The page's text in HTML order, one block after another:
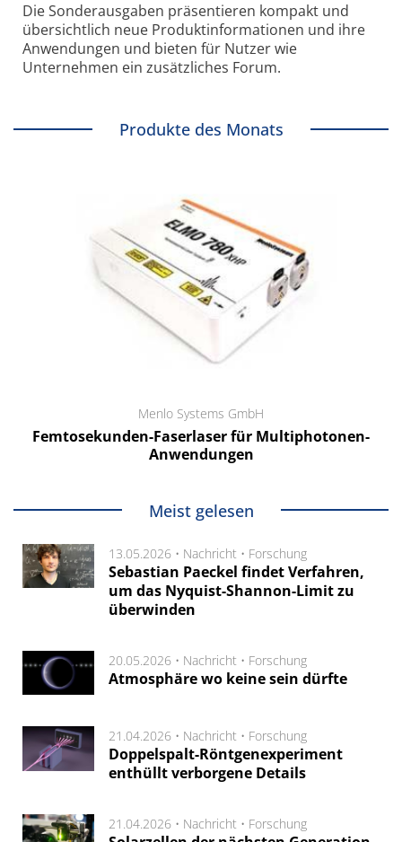
Die Sonder­ausgaben präsentieren kompakt und
übersichtlich neue Produkt­informationen und ihre
Anwendungen und bieten für Nutzer wie
Unternehmen ein zusätzliches Forum.
Produkte des Monats
Menlo Systems GmbH
Femtosekunden-Faserlaser für Multiphotonen-
Anwendungen
Meist gelesen
13.05.2026 • Nachricht • Forschung
Sebastian Paeckel findet Verfahren,
um das Nyquist-Shannon-Limit zu
überwinden
20.05.2026 • Nachricht • Forschung
Atmosphäre wo keine sein dürfte
21.04.2026 • Nachricht • Forschung
Doppelspalt-Röntgenexperiment
enthüllt verborgene Details
21.04.2026 • Nachricht • Forschung